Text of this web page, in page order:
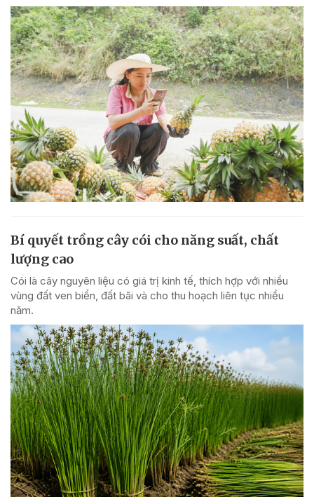
Bí quyết trồng cây cói cho năng suất, chất
lượng cao
Cói là cây nguyên liệu có giá trị kinh tế, thích hợp với nhiều
vùng đất ven biển, đất bãi và cho thu hoạch liên tục nhiều
năm.